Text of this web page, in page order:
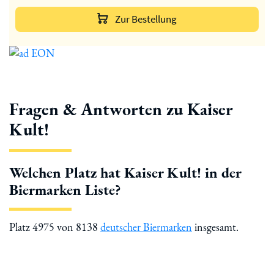
Zur Bestellung
Fragen & Antworten zu Kaiser
Kult!
Welchen Platz hat Kaiser Kult! in der
Biermarken Liste?
Platz 4975 von 8138 deutscher Biermarken insgesamt.